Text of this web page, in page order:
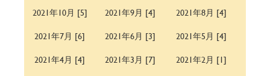
2021年10月 [5]
2021年9月 [4]
2021年8月 [4]
2021年7月 [6]
2021年6月 [3]
2021年5月 [4]
2021年4月 [4]
2021年3月 [7]
2021年2月 [1]